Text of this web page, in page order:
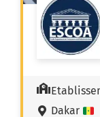
Dakar